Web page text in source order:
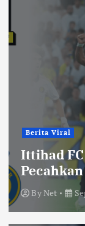
Berita Viral
Ittihad
ByNet